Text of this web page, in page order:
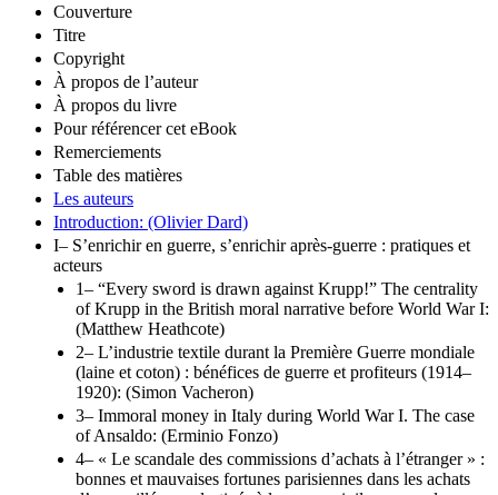
Couverture
Titre
Copyright
À propos de l’auteur
À propos du livre
Pour référencer cet eBook
Remerciements
Table des matières
Les auteurs
Introduction: (Olivier Dard)
I– S’enrichir en guerre, s’enrichir après-guerre : pratiques et
acteurs
1– “Every sword is drawn against Krupp!” The centrality
of Krupp in the British moral narrative before World War I:
(Matthew Heathcote)
2– L’industrie textile durant la Première Guerre mondiale
(laine et coton) : bénéfices de guerre et profiteurs (1914–
1920): (Simon Vacheron)
3– Immoral money in Italy during World War I. The case
of Ansaldo: (Erminio Fonzo)
4– « Le scandale des commissions d’achats à l’étranger » :
bonnes et mauvaises fortunes parisiennes dans les achats